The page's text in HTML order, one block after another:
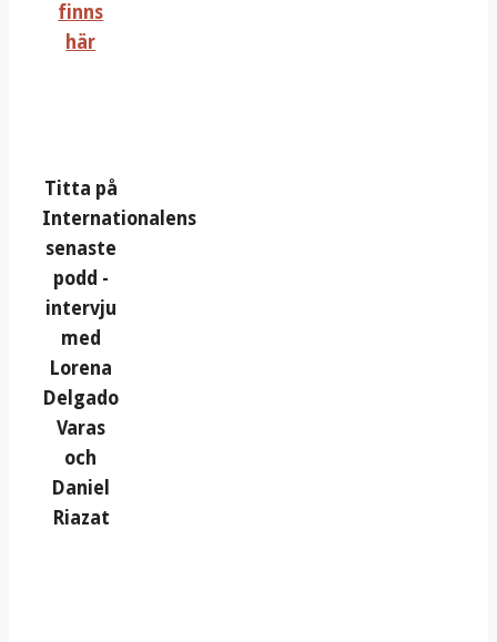
finns
här
Titta på
Internationalens
senaste
podd -
intervju
med
Lorena
Delgado
Varas
och
Daniel
Riazat